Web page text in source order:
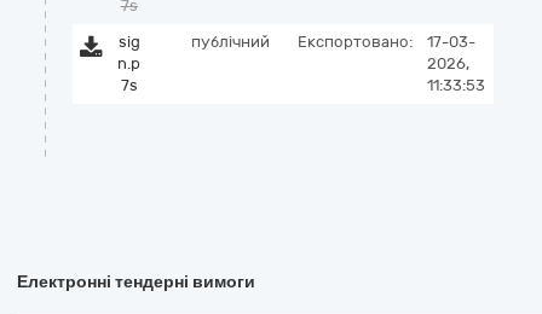
7s
sig
n.p
7s
публічний Експортовано:
17-03-
2026,
11:33:53
Електронні тендерні вимоги